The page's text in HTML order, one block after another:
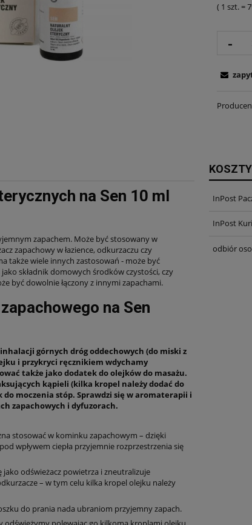
( 1 szt.=
-
na Sen 10 ml
zapachem. Może być stosowany w
zapachowy w łazience, odkurzaczu czy
także wiele innych zastosowań - może być
składnik domowych środków czystości, czy
być dowolnie łączony z innymi zapachami.
na Sen
górnych dróg oddechowych (do miski z
i przykryci ręcznikiem wdychamy
także jako dodatek do olejków do masażu.
kąpieli (kilka kropel należy dodać do
do moczenia stóp. Sprawdzi się w aromaterapii i
zapachowych i dyfuzorach.
stosować w kominku zapachowym – dzięki
wpływem ciepła przyjemnie rozprzestrzenia się
jako odświeżacz powietrza i zneutralizuje
– w tym celu kilka kropel olejku należy
do prania nada ubraniom przyjemny zapach.
InPost
InPost
odbiór